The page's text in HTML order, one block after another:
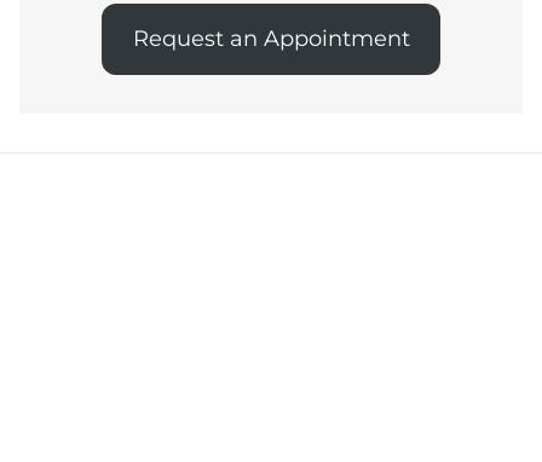
Request an Appointment